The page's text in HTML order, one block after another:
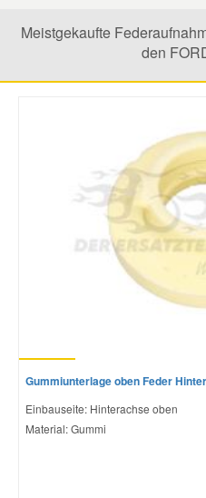
Meistgekaufte
den
Gummiunterlage oben Feder
Einbauseite: Hinterachse oben
Material: Gummi
Lancia Ersatzteile
Mazda Ersatzteile
Mercedes Ersatzteile
Mini Ersatzteile
Mitsubishi Ersatzteile
Nissan Ersatzteile
Seat Ersatzteile